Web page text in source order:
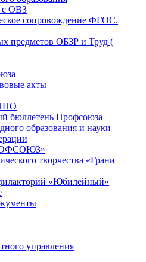
с ОВЗ
сопровождение ФГОС.
предметов ОБЗР и Труд (
акты
бюллетень Профсоюза
образования и науки
творчества «Грани
«Юбилейный»
управления